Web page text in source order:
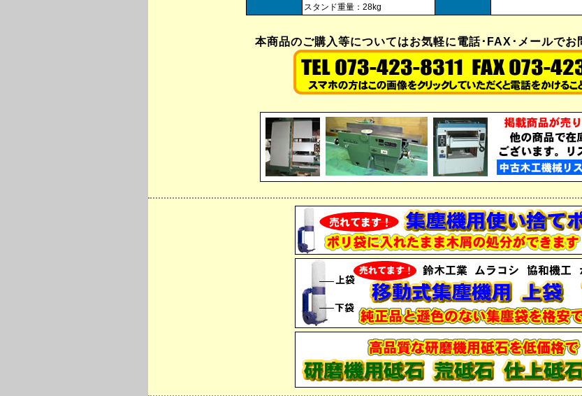
スタンド重量：28kg
本商品のご購入等についてはお気軽に電話･FAX･メールでお